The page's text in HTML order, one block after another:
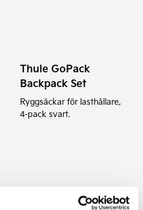
Thule GoPack
Backpack Set
Ryggsäckar för lasthållare,
4-pack svart.